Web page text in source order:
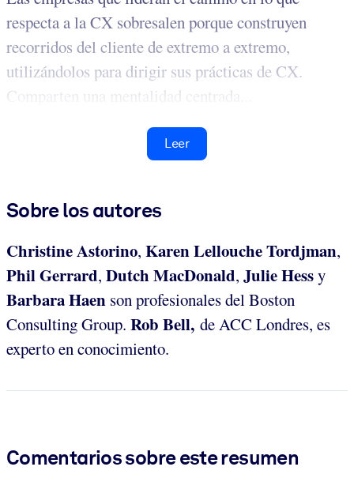
respecta a la CX sobresalen porque construyen
recorridos del cliente de extremo a extremo,
utilizándolos para dirigir sus prácticas de CX.
Comparten una mentalidad centrada...
Leer
Sobre los autores
Christine Astorino, Karen Lellouche Tordjman,
Phil Gerrard, Dutch MacDonald, Julie Hessy
Barbara Haen son profesionales del Boston
Consulting Group. Rob Bell, de ACC Londres, es
experto en conocimiento.
Comentarios sobre este resumen